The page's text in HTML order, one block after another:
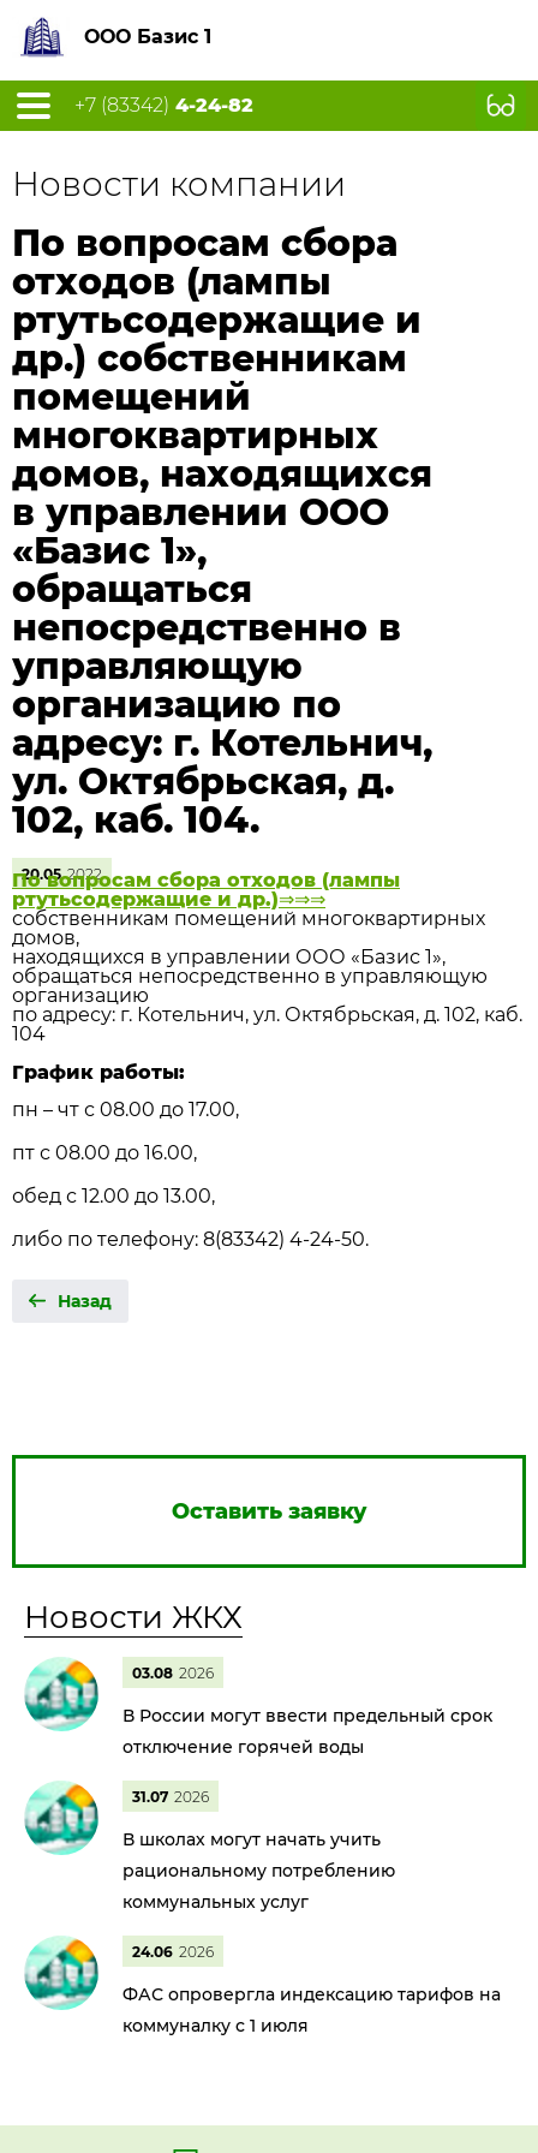
ООО Базис 1
+7 (83342) 4-24-82
Новости компании
По вопросам сбора
отходов (лампы
ртутьсодержащие и
др.) собственникам
помещений
многоквартирных
домов, находящихся
в управлении ООО
«Базис 1»,
обращаться
непосредственно в
управляющую
организацию по
адресу: г. Котельнич,
ул. Октябрьская, д.
102, каб. 104.
20.05 2022
По вопросам сбора отходов (лампы
ртутьсодержащие и др.)⇒⇒⇒
собственникам помещений многоквартирных
домов,
находящихся в управлении ООО «Базис 1»,
обращаться непосредственно в управляющую
организацию
по адресу: г. Котельнич, ул. Октябрьская, д. 102, каб.
104
График работы:
пн – чт с 08.00 до 17.00,
пт с 08.00 до 16.00,
обед с 12.00 до 13.00,
либо по телефону: 8(83342) 4-24-50.
Назад
Оставить заявку
Новости ЖКХ
03.08 2026
В России могут ввести предельный срок
отключение горячей воды
31.07 2026
В школах могут начать учить
рациональному потреблению
коммунальных услуг
24.06 2026
ФАС опровергла индексацию тарифов на
коммуналку с 1 июля